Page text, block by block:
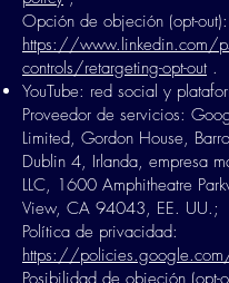
Opción de objeción (opt-out):
https://www.linkedin.com/
controls/retargeting-opt-out .
YouTube: red social y
Proveedor de servicios:
Limited, Gordon House,
Dublin 4, Irlanda, empresa
LLC, 1600 Amphitheatre
View, CA 94043, EE. UU.;
Política de privacidad:
https://
Posibilidad de objeción (opt-